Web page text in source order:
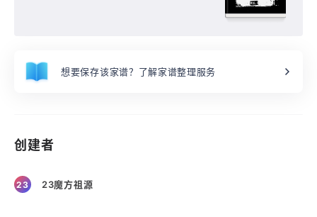
想要保存该家谱？了解家谱整理服务
创建者
23 23魔方祖源